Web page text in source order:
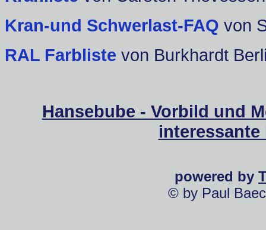
Kran-und Schwerlast-FAQ von
RAL Farbliste von Burkhardt
Hansebube - Vorbild und
powered by
© by Paul